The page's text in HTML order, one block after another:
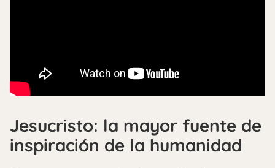
Jesucristo: la mayor fuente de
inspiración de la humanidad